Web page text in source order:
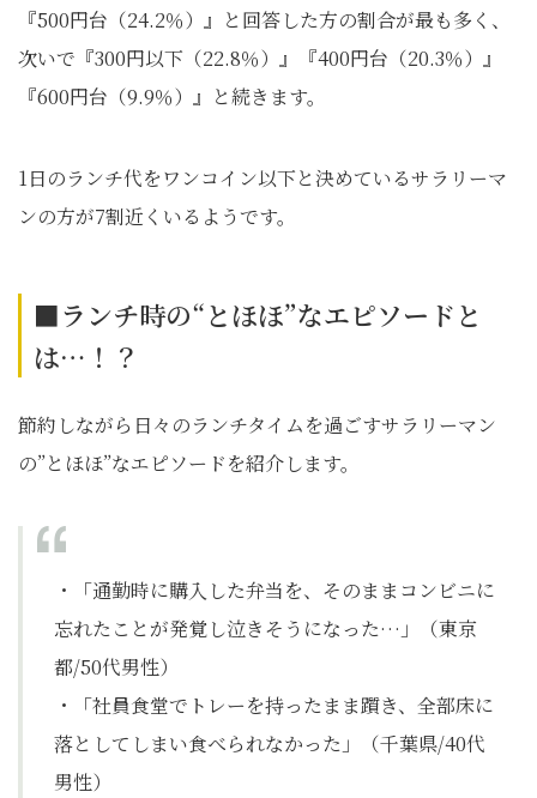
『500円台（24.2％）』と回答した方の割合が最も多く、
次いで『300円以下（22.8％）』『400円台（20.3％）』
『600円台（9.9％）』と続きます。
1日のランチ代をワンコイン以下と決めているサラリーマ
ンの方が7割近くいるようです。
■ランチ時の“とほほ”なエピソードと
は…！？
節約しながら日々のランチタイムを過ごすサラリーマン
の”とほほ”なエピソードを紹介します。
・「通勤時に購入した弁当を、そのままコンビニに
忘れたことが発覚し泣きそうになった…」（東京
都/50代男性）
・「社員食堂でトレーを持ったまま躓き、全部床に
落としてしまい食べられなかった」（千葉県/40代
男性）